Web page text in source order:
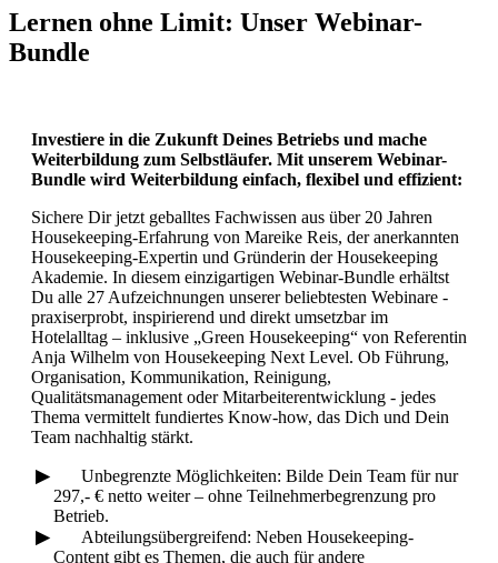
Lernen ohne Limit: Unser Webinar-
Bundle
Investiere in die Zukunft Deines Betriebs und mache
Weiterbildung zum Selbstläufer. Mit unserem Webinar-
Bundle wird Weiterbildung einfach, flexibel und effizient:
Sichere Dir jetzt geballtes Fachwissen aus über 20 Jahren
Housekeeping-Erfahrung von Mareike Reis, der anerkannten
Housekeeping-Expertin und Gründerin der Housekeeping
Akademie. In diesem einzigartigen Webinar-Bundle erhältst
Du alle 27 Aufzeichnungen unserer beliebtesten Webinare -
praxiserprobt, inspirierend und direkt umsetzbar im
Hotelalltag – inklusive „Green Housekeeping“ von Referentin
Anja Wilhelm von Housekeeping Next Level. Ob Führung,
Organisation, Kommunikation, Reinigung,
Qualitätsmanagement oder Mitarbeiterentwicklung - jedes
Thema vermittelt fundiertes Know-how, das Dich und Dein
Team nachhaltig stärkt.
Unbegrenzte Möglichkeiten: Bilde Dein Team für nur
297,- € netto weiter – ohne Teilnehmerbegrenzung pro
Betrieb.
Abteilungsübergreifend: Neben Housekeeping-
Content gibt es Themen, die auch für andere